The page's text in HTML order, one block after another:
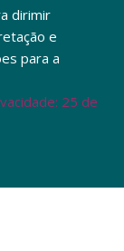
dirimir
e
para a
25 de